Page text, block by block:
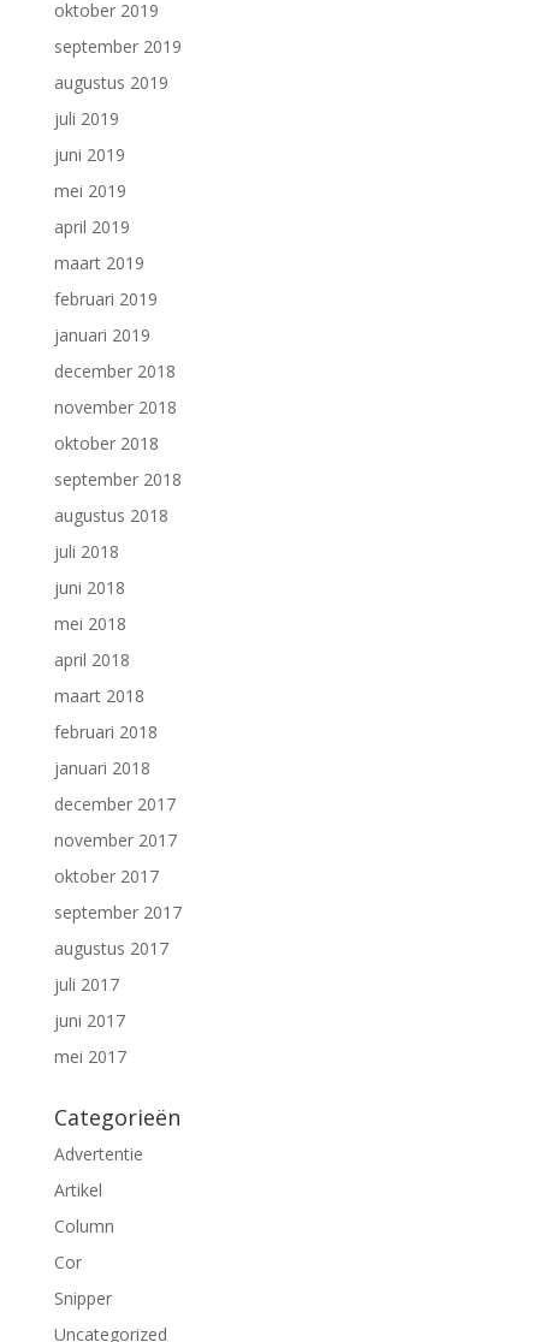
oktober 2019
september 2019
augustus 2019
juli 2019
juni 2019
mei 2019
april 2019
maart 2019
februari 2019
januari 2019
december 2018
november 2018
oktober 2018
september 2018
augustus 2018
juli 2018
juni 2018
mei 2018
april 2018
maart 2018
februari 2018
januari 2018
december 2017
november 2017
oktober 2017
september 2017
augustus 2017
juli 2017
juni 2017
mei 2017
Categorieën
Advertentie
Artikel
Column
Cor
Snipper
Uncategorized